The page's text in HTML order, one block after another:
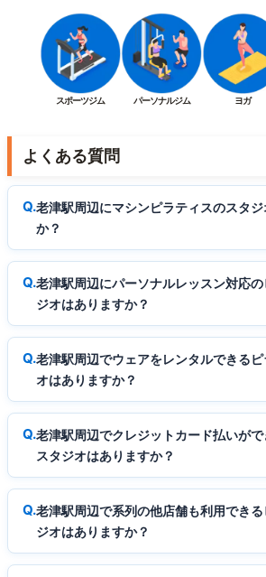
スポーツジム パーソナルジム ヨガ
よくある質問
老津駅周辺にマシンピラティスのスタ
か？
老津駅周辺にパーソナルレッスン対応
ジオはありますか？
老津駅周辺でウェアをレンタルできる
オはありますか？
老津駅周辺でクレジットカード払いが
スタジオはありますか？
老津駅周辺で系列の他店舗も利用でき
ジオはありますか？